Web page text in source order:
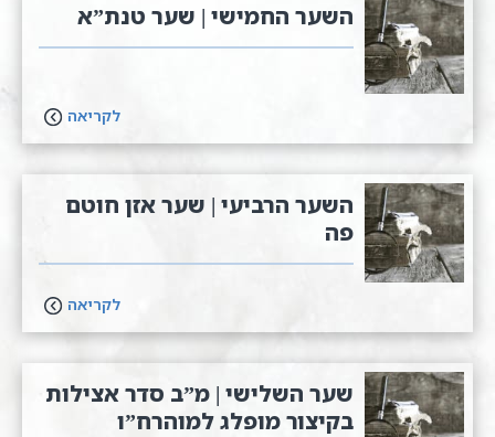
השער החמישי | שער טנת”א
לקריאה
השער הרביעי | שער אזן חוטם
פה
לקריאה
שער השלישי | מ”ב סדר אצילות
בקיצור מופלג למוהרח”ו